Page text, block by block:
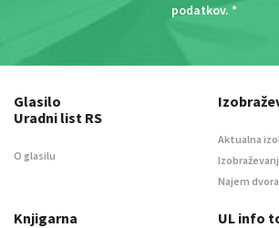
podatkov. *
Glasilo
Uradni list RS
O glasilu
Aktualna
Najem
Knjigarna UL info